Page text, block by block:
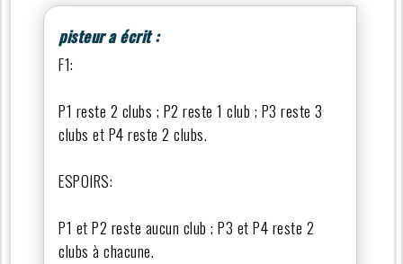
pisteur a écrit :
F1:
P1 reste 2 clubs ; P2 reste 1 club ; P3 reste 3
clubs et P4 reste 2 clubs.
ESPOIRS:
P1 et P2 reste aucun club ; P3 et P4 reste 2
clubs à chacune.